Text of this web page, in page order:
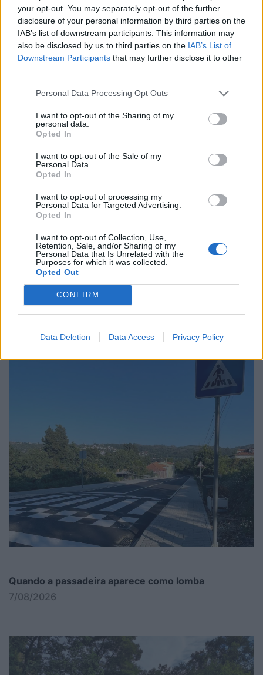
your opt-out. You may separately opt-out of the further
disclosure of your personal information by third parties on the
IAB’s list of downstream participants. This information may
also be disclosed by us to third parties on the IAB’s List of
Downstream Participants that may further disclose it to other
Personal Data Processing Opt Outs
I want to opt-out of the Sharing of my
personal data.
Opted In
I want to opt-out of the Sale of my
Personal Data.
Opted In
I want to opt-out of processing my
Personal Data for Targeted Advertising.
Opted In
I want to opt-out of Collection, Use,
Retention, Sale, and/or Sharing of my
Personal Data that Is Unrelated with the
Purposes for which it was collected.
Opted Out
CONFIRM
Data Deletion Data Access Privacy Policy
Noite Branca já soma 44 mil euros
7/08/2026
Semáforos
7/08/2026
Quando a passadeira aparece como lomba
7/08/2026